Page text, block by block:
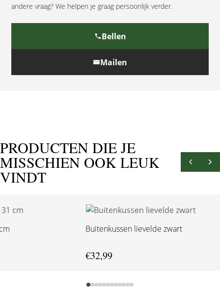
andere vraag? We helpen je graag persoonlijk verder.
Bellen
Mailen
PRODUCTEN DIE JE
MISSCHIEN OOK LEUK
VINDT
Buitenkussen lievelde zwart
€32,99